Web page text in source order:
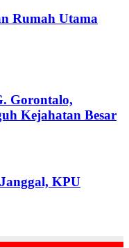
Rumah Utama
Gorontalo,
Kejahatan Besar
KPU